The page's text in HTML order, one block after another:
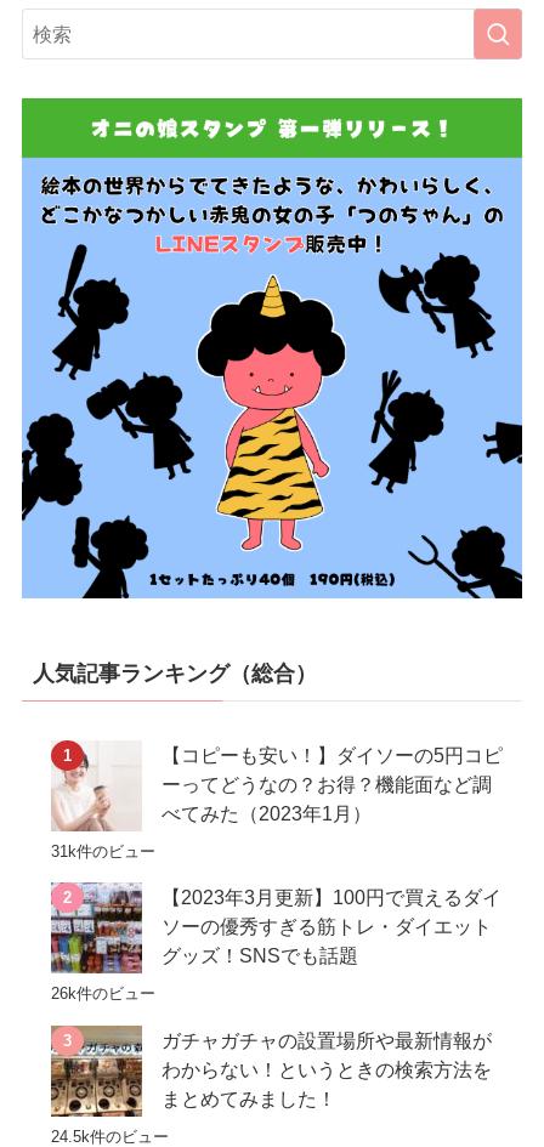
人気記事ランキング（総合）
【コピーも安い！】ダイソーの5円コピ
ーってどうなの？お得？機能面など調
べてみた（2023年1月）
31k件のビュー
【2023年3月更新】100円で買えるダイ
ソーの優秀すぎる筋トレ・ダイエット
グッズ！SNSでも話題
26k件のビュー
ガチャガチャの設置場所や最新情報が
わからない！というときの検索方法を
まとめてみました！
24.5k件のビュー